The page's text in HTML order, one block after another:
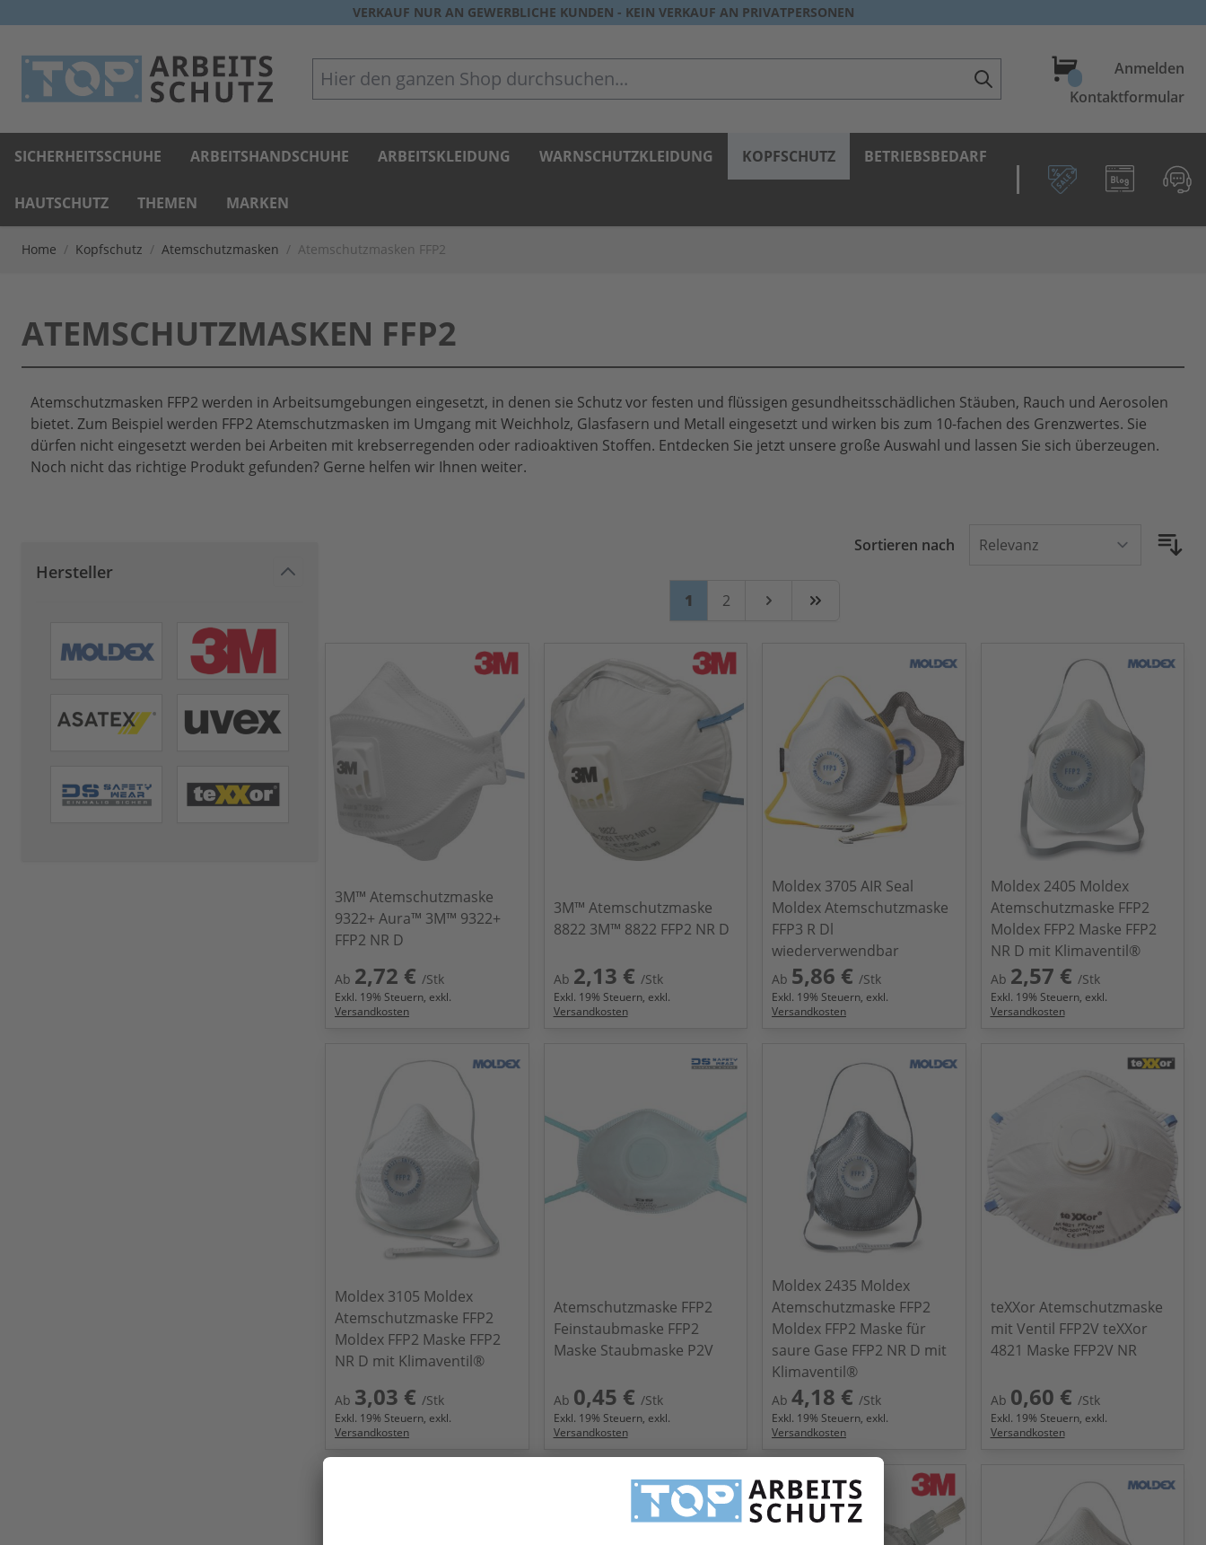
VERKAUF NUR AN GEWERBLICHE KUNDEN - KEIN VERKAUF AN PRIVATPERSONEN
Hier den ganzen Shop durchsuchen... WarenkorbAnmelden
Kontaktformular
SICHERHEITSSCHUHE ARBEITSHANDSCHUHE ARBEITSKLEIDUNG WARNSCHUTZKLEIDUNG KOPFSCHUTZ BETRIEBSBEDARF
HAUTSCHUTZ THEMEN MARKEN
Home / Kopfschutz / Atemschutzmasken / Atemschutzmasken FFP2
ATEMSCHUTZMASKEN FFP2
Atemschutzmasken FFP2 werden in Arbeitsumgebungen eingesetzt, in denen sie Schutz vor festen und flüssigen gesundheitsschädlichen Stäuben, Rauch und Aerosolen
bietet. Zum Beispiel werden FFP2 Atemschutzmasken im Umgang mit Weichholz, Glasfasern und Metall eingesetzt und wirken bis zum 10-fachen des Grenzwertes. Sie
dürfen nicht eingesetzt werden bei Arbeiten mit krebserregenden oder radioaktiven Stoffen. Entdecken Sie jetzt unsere große Auswahl und lassen Sie sich überzeugen.
Noch nicht das richtige Produkt gefunden? Gerne helfen wir Ihnen weiter.
Hersteller
Sortieren nach
Sie lesen gerade Seite
1 Seite
2 Weiter Zuletzt
3M™ Atemschutzmaske
9322+ Aura™ 3M™ 9322+
FFP2 NR D
Ab 2,72 € /Stk
Exkl. 19% Steuern, exkl.
Versandkosten
3M™ Atemschutzmaske
8822 3M™ 8822 FFP2 NR D
Ab 2,13 € /Stk
Exkl. 19% Steuern, exkl.
Versandkosten
Moldex 3705 AIR Seal
Moldex Atemschutzmaske
FFP3 R Dl
wiederverwendbar
Ab 5,86 € /Stk
Exkl. 19% Steuern, exkl.
Versandkosten
Moldex 2405 Moldex
Atemschutzmaske FFP2
Moldex FFP2 Maske FFP2
NR D mit Klimaventil®
Ab 2,57 € /Stk
Exkl. 19% Steuern, exkl.
Versandkosten
Moldex 3105 Moldex
Atemschutzmaske FFP2
Moldex FFP2 Maske FFP2
NR D mit Klimaventil®
Ab 3,03 € /Stk
Exkl. 19% Steuern, exkl.
Versandkosten
Atemschutzmaske FFP2
Feinstaubmaske FFP2
Maske Staubmaske P2V
Ab 0,45 € /Stk
Exkl. 19% Steuern, exkl.
Versandkosten
Moldex 2435 Moldex
Atemschutzmaske FFP2
Moldex FFP2 Maske für
saure Gase FFP2 NR D mit
Klimaventil®
Ab 4,18 € /Stk
Exkl. 19% Steuern, exkl.
Versandkosten
teXXor Atemschutzmaske
mit Ventil FFP2V teXXor
4821 Maske FFP2V NR
Ab 0,60 € /Stk
Exkl. 19% Steuern, exkl.
Versandkosten